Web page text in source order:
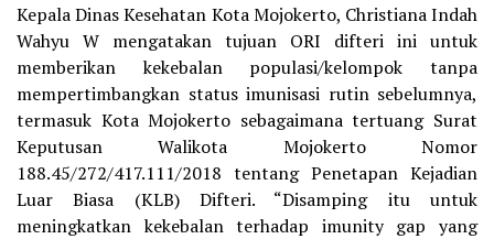
Kepala Dinas Kesehatan Kota Mojokerto, Christiana Indah
Wahyu W mengatakan tujuan ORI difteri ini untuk
memberikan kekebalan populasi/kelompok tanpa
mempertimbangkan status imunisasi rutin sebelumnya,
termasuk Kota Mojokerto sebagaimana tertuang Surat
Keputusan Walikota Mojokerto Nomor
188.45/272/417.111/2018 tentang Penetapan Kejadian
Luar Biasa (KLB) Difteri. “Disamping itu untuk
meningkatkan kekebalan terhadap imunity gap yang